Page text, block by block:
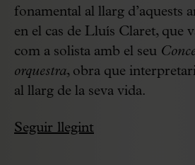
fonamental al llarg d’aquests
en el cas de Lluís Claret, que
com a solista amb el seu
orquestra, obra que
al llarg de la seva vida.
Seguir llegint